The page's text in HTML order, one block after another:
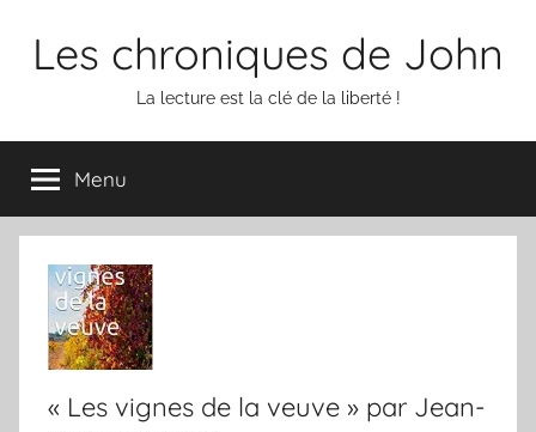
Les chroniques de John
La lecture est la clé de la liberté !
Menu
« Les vignes de la veuve » par Jean-